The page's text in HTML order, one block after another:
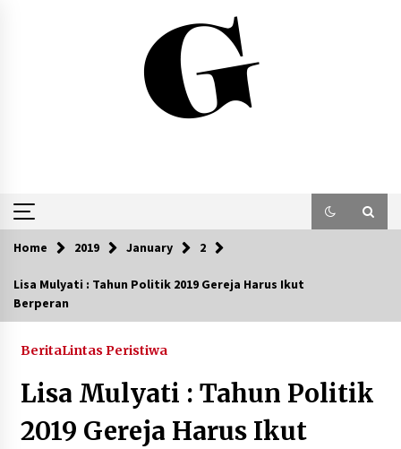
Home 2019 January 2
Lisa Mulyati : Tahun Politik 2019 Gereja Harus Ikut
Berperan
BeritaLintas Peristiwa
Lisa Mulyati : Tahun Politik
2019 Gereja Harus Ikut